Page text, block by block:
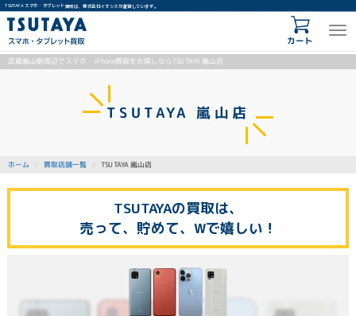
TSUTAYA スマホ・タブレット買取は、株式会社イオシスが運営しています。
カート
武蔵嵐山駅周辺でスマホ・iPhone買取をお探しならTSUTAYA 嵐山店
TSUTAYA 嵐山店
ホーム 買取店舗一覧 TSUTAYA 嵐山店
TSUTAYAの買取は、
売って、貯めて、Wで嬉しい！